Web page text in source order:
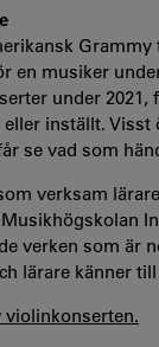
en musiker
under
inställt.
se vad som
verksam
verken som
lärare känner
violinkonserten.